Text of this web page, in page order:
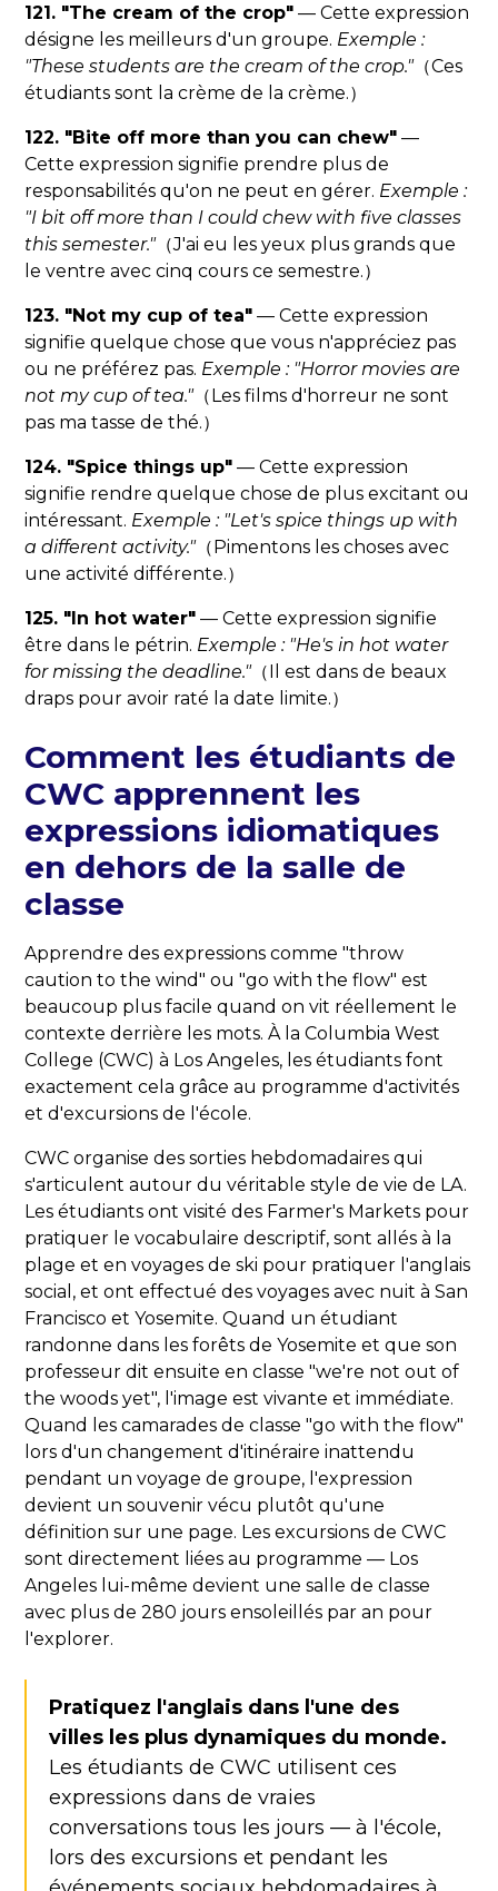
121. "The cream of the crop" — Cette expression
désigne les meilleurs d'un groupe. Exemple :
"These students are the cream of the crop."（Ces
étudiants sont la crème de la crème.）
122. "Bite off more than you can chew" —
Cette expression signifie prendre plus de
responsabilités qu'on ne peut en gérer. Exemple :
"I bit off more than I could chew with five classes
this semester."（J'ai eu les yeux plus grands que
le ventre avec cinq cours ce semestre.）
123. "Not my cup of tea" — Cette expression
signifie quelque chose que vous n'appréciez pas
ou ne préférez pas. Exemple : "Horror movies are
not my cup of tea."（Les films d'horreur ne sont
pas ma tasse de thé.）
124. "Spice things up" — Cette expression
signifie rendre quelque chose de plus excitant ou
intéressant. Exemple : "Let's spice things up with
a different activity."（Pimentons les choses avec
une activité différente.）
125. "In hot water" — Cette expression signifie
être dans le pétrin. Exemple : "He's in hot water
for missing the deadline."（Il est dans de beaux
draps pour avoir raté la date limite.）
Comment les étudiants de
CWC apprennent les
expressions idiomatiques
en dehors de la salle de
classe
Apprendre des expressions comme "throw
caution to the wind" ou "go with the flow" est
beaucoup plus facile quand on vit réellement le
contexte derrière les mots. À la Columbia West
College (CWC) à Los Angeles, les étudiants font
exactement cela grâce au programme d'activités
et d'excursions de l'école.
CWC organise des sorties hebdomadaires qui
s'articulent autour du véritable style de vie de LA.
Les étudiants ont visité des Farmer's Markets pour
pratiquer le vocabulaire descriptif, sont allés à la
plage et en voyages de ski pour pratiquer l'anglais
social, et ont effectué des voyages avec nuit à San
Francisco et Yosemite. Quand un étudiant
randonne dans les forêts de Yosemite et que son
professeur dit ensuite en classe "we're not out of
the woods yet", l'image est vivante et immédiate.
Quand les camarades de classe "go with the flow"
lors d'un changement d'itinéraire inattendu
pendant un voyage de groupe, l'expression
devient un souvenir vécu plutôt qu'une
définition sur une page. Les excursions de CWC
sont directement liées au programme — Los
Angeles lui-même devient une salle de classe
avec plus de 280 jours ensoleillés par an pour
l'explorer.
Pratiquez l'anglais dans l'une des
villes les plus dynamiques du monde.
Les étudiants de CWC utilisent ces
expressions dans de vraies
conversations tous les jours — à l'école,
lors des excursions et pendant les